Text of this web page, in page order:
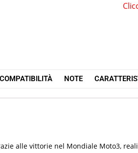
COMPATIBILITÀ NOTE
alle vittorie nel Mondiale Moto3,